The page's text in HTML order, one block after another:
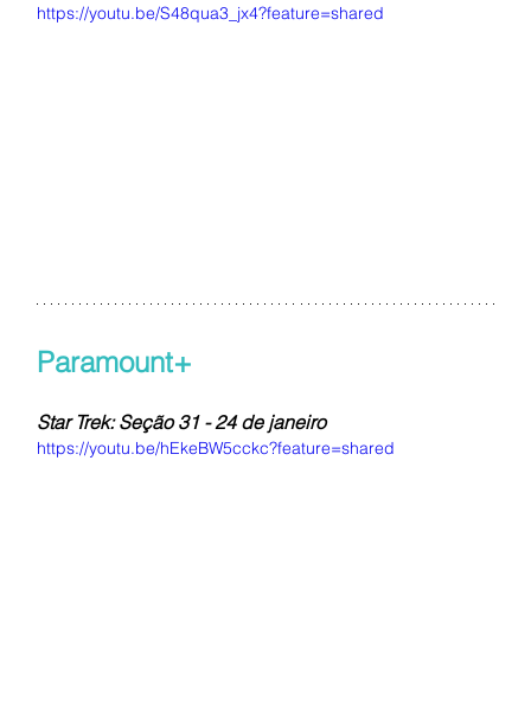
https://youtu.be/S48qua3_jx4?feature=shared
Paramount+
Star Trek: Seção 31 - 24 de janeiro
https://youtu.be/hEkeBW5cckc?feature=shared